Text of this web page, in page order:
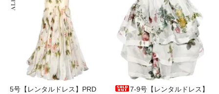
5号【レンタルドレス】PRD
7-9号【レンタルドレス】